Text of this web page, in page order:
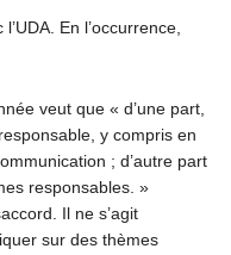
En l’occurrence,
veut que « d’une part,
y compris en
; d’autre part
responsables. »
Il ne s’agit
sur des thèmes